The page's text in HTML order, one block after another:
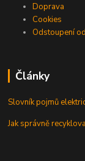
Doprava
Cookies
Odstoupení
Články
Slovník pojmů
Jak správně